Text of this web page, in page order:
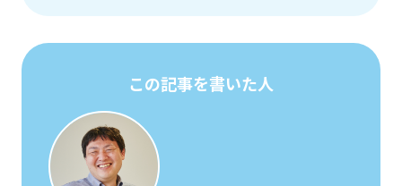
この記事を書いた人